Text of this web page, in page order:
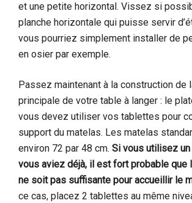
et une petite horizontal. Vissez si
planche horizontale qui puisse servir
vous pourriez simplement installer de
en osier par exemple.
Passez maintenant à la construction de
principale de votre table à langer : le
vous devez utiliser vos tablettes pour
support du matelas. Les matelas
environ 72 par 48 cm. Si vous utilisez
vous aviez déjà, il est fort probable que
ne soit pas suffisante pour accueillir le
ce cas, placez 2 tablettes au même